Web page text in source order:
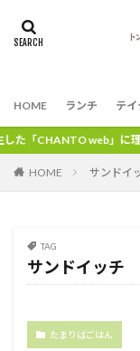
HOME ランチ テイ
CHANTO web」に理
HOME サンドイ
TAG
サンドイッチ
たまりばごはん